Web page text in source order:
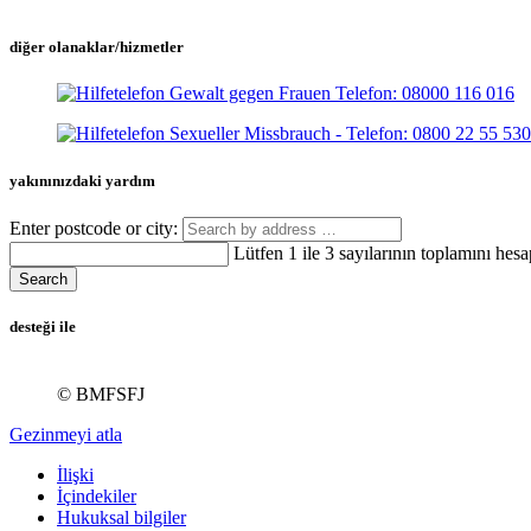
diğer olanaklar/hizmetler
yakınınızdaki yardım
Enter postcode or city:
Lütfen 1 ile 3 sayılarının toplamını
Search
desteği ile
© BMFSFJ
Gezinmeyi atla
İlişki
İçindekiler
Hukuksal bilgiler